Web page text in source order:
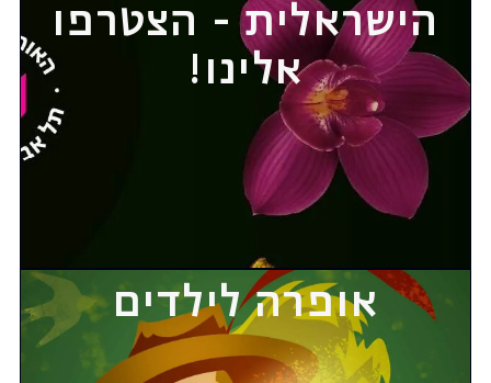
הישראלית - הצטרפו
אלינו!
אופרה לילדים